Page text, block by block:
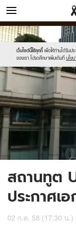
ข่าว
เว็บไซต์นี้ใช้คุกกี้ เพื่อให้ท่านได้รับป
ของเรา โปรดศึกษาเพิ่มเติมที่ นโย
Sanook
//s.isanook.com/sr/0/
new-
sanook.png
600
60
//s.isanook.com/ns/0/
01.jpg
สถานทูต
ประกาศเ
02 ก.ค. 58 (17:30 น.)